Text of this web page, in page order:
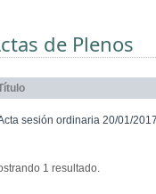
de Plenos
sesión ordinaria 20/01/
1 resultado.